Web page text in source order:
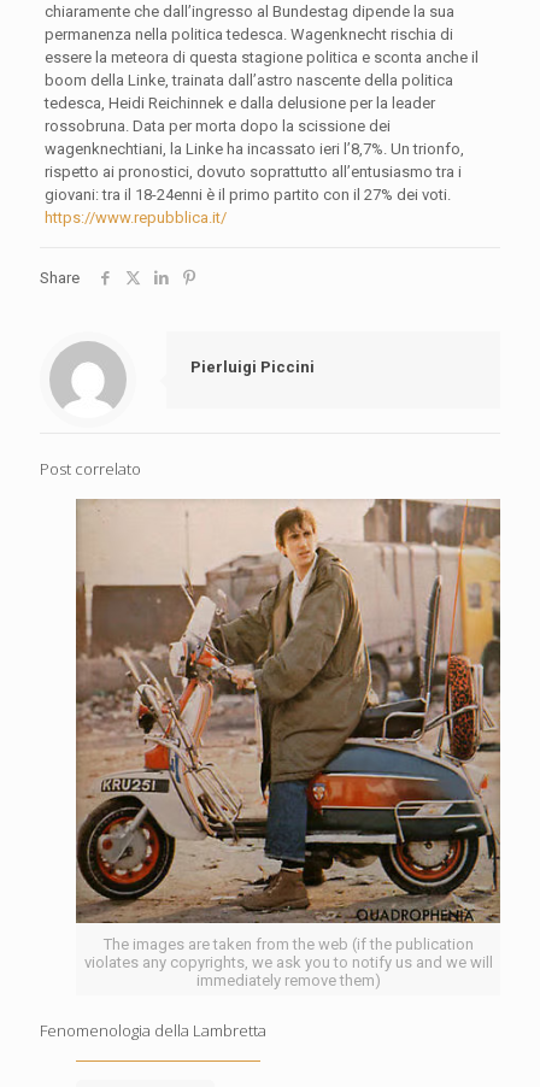
chiaramente che dall’ingresso al Bundestag dipende la sua
permanenza nella politica tedesca. Wagenknecht rischia di
essere la meteora di questa stagione politica e sconta anche il
boom della Linke, trainata dall’astro nascente della politica
tedesca, Heidi Reichinnek e dalla delusione per la leader
rossobruna. Data per morta dopo la scissione dei
wagenknechtiani, la Linke ha incassato ieri l’8,7%. Un trionfo,
rispetto ai pronostici, dovuto soprattutto all’entusiasmo tra i
giovani: tra il 18-24enni è il primo partito con il 27% dei voti.
https://www.repubblica.it/
Share
Pierluigi Piccini
Post correlato
The images are taken from the web (if the publication
violates any copyrights, we ask you to notify us and we will
immediately remove them)
Fenomenologia della Lambretta